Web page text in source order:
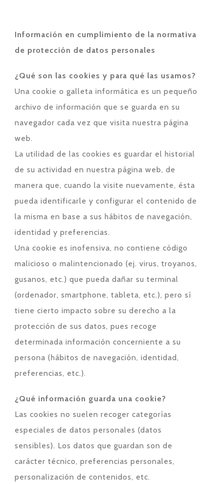
Información en cumplimiento de la normativa
de protección de datos personales
¿Qué son las cookies y para qué las usamos?
Una cookie o galleta informática es un pequeño
archivo de información que se guarda en su
navegador cada vez que visita nuestra página
web.
La utilidad de las cookies es guardar el historial
de su actividad en nuestra página web, de
manera que, cuando la visite nuevamente, ésta
pueda identificarle y configurar el contenido de
la misma en base a sus hábitos de navegación,
identidad y preferencias.
Una cookie es inofensiva, no contiene código
malicioso o malintencionado (ej. virus, troyanos,
gusanos, etc.) que pueda dañar su terminal
(ordenador, smartphone, tableta, etc.), pero sí
tiene cierto impacto sobre su derecho a la
protección de sus datos, pues recoge
determinada información concerniente a su
persona (hábitos de navegación, identidad,
preferencias, etc.).
¿Qué información guarda una cookie?
Las cookies no suelen recoger categorías
especiales de datos personales (datos
sensibles). Los datos que guardan son de
carácter técnico, preferencias personales,
personalización de contenidos, etc.